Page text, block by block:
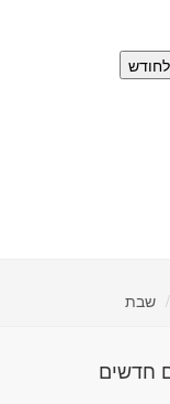
שבת
חדשים